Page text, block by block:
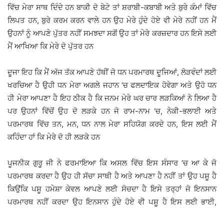
ਵਿੱਚ ਮੇਰਾ ਸਾਥ ਦਿੰਦੇ ਹਨ ਬਾਕੀ ਦੋ ਬੇਟੇ ਤਾਂ ਸ਼ਰਾਬੀ-ਕਬਾਬੀ ਅਤੇ ਬੁਰੇ ਕੰਮਾਂ ਵਿੱਚ
ਲਿਪਤ ਹਨ, ਬੁਰੇ ਕਰਮ ਕਰਨ ਵਾਲੇ ਹਨ ਉਹ ਮੇਰੇ ਹੁੰਦੇ ਹੋਏ ਵੀ ਮੇਰੇ ਨਹੀਂ ਹਨ ਮੈਂ
ਉਹਨਾਂ ਨੂੰ ਆਪਣੇ ਪੁੱਤਰ ਨਹੀਂ ਸਮਝਦਾ ਸਗੋਂ ਉਹ ਤਾਂ ਮੇਰੇ ਕਰਜ਼ਦਾਰ ਹਨ ਇਸੇ ਲਈ
ਮੈਂ ਆਖਿਆ ਕਿ ਮੇਰੇ ਦੋ ਪੁੱਤਰ ਹਨ
ਦੂਜਾ ਇਹ ਕਿ ਮੈਂ ਅੱਜ ਤੱਕ ਆਪਣੇ ਹੱਥੀਂ ਜੋ ਧਨ ਪਰਮਾਰਥ ਦੂਜਿਆਂ, ਲੋੜਵੰਦਾਂ ਲਈ
ਖਰਚਿਆ ਹੈ ਉਹੀ ਧਨ ਮੇਰਾ ਅਗਲੇ ਜਹਾਨ ‘ਚ ਫਲਦਾਇਕ ਹੋਵੇਗਾ ਅਤੇ ਉਹੋ ਧਨ
ਹੀ ਮੇਰਾ ਆਪਣਾ ਹੈ ਇਹ ਠੀਕ ਹੈ ਕਿ ਜਨਮ ਮੇਰੇ ਘਰ ਚਾਰ ਲੜਕਿਆਂ ਨੇ ਲਿਆ ਹੈ
ਪਰ ਉਹਨਾਂ ਵਿੱਚੋਂ ਉਹ ਦੋ ਲੜਕੇ ਹਨ ਜੋ ਰਾਮ-ਨਾਮ ‘ਚ, ਨੇਕੀ-ਭਲਾਈ ਅਤੇ
ਪਰਮਾਰਥ ਵਿੱਚ ਤਨ, ਮਨ, ਧਨ ਨਾਲ ਮੇਰਾ ਸਹਿਯੋਗ ਕਰਦੇ ਹਨ, ਇਸ ਲਈ ਮੈਂ
ਕਹਿੰਦਾ ਹਾਂ ਕਿ ਮੇਰੇ ਦੋ ਹੀ ਲੜਕੇ ਹਨ
ਪੂਜਨੀਕ ਗੁਰੂ ਜੀ ਨੇ ਫਰਮਾਇਆ ਕਿ ਅਸਲ ਵਿੱਚ ਇਸ ਸੰਸਾਰ ‘ਚ ਆ ਕੇ ਜੋ
ਪਰਮਾਰਥ ਕਰਦਾ ਹੈ ਉਹ ਹੀ ਸੱਚਾ ਸਾਥੀ ਹੈ ਅਤੇ ਆਪਣਾ ਹੈ ਨਹੀਂ ਤਾਂ ਉਹ ਪਸ਼ੂ ਹੈ
ਕਿਉਂਕਿ ਪਸ਼ੂ ਹਮੇਸ਼ਾ ਕੇਵਲ ਆਪਣੇ ਲਈ ਸੋਚਦਾ ਹੈ ਇਸੇ ਤਰ੍ਹਾਂ ਜੋ ਇਨਸਾਨ
ਪਰਮਾਰਥ ਨਹੀਂ ਕਰਦਾ ਉਹ ਇਨਸਾਨ ਹੁੰਦੇ ਹੋਏ ਵੀ ਪਸ਼ੂ ਹੈ ਇਸ ਲਈ ਭਾਈ,